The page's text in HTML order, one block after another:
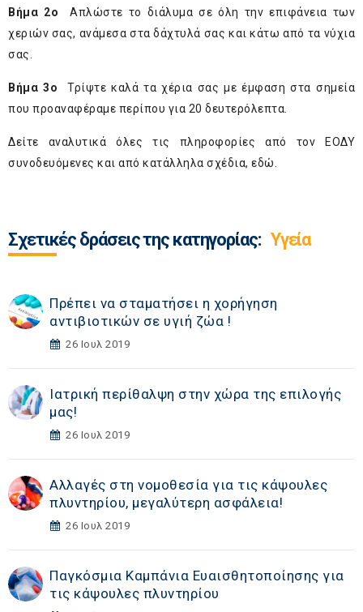
Βήμα 2ο
Απλώστε το διάλυμα σε όλη την επιφάνεια των
χεριών σας, ανάμεσα στα δάχτυλά σας και κάτω από τα νύχια
σας.
Βήμα 3ο
Τρίψτε καλά τα χέρια σας με έμφαση στα σημεία
που προαναφέραμε περίπου για 20 δευτερόλεπτα.
Δείτε αναλυτικά όλες τις πληροφορίες από τον ΕΟΔΥ
συνοδευόμενες και από κατάλληλα σχέδια, εδώ.
Σχετικές δράσεις της κατηγορίας: Υγεία
Πρέπει να σταματήσει η χορήγηση
αντιβιοτικών σε υγιή ζώα !
26 Ιουλ 2019
Ιατρική περίθαλψη στην χώρα της επιλογής
μας!
26 Ιουλ 2019
Αλλαγές στη νομοθεσία για τις κάψουλες
πλυντηρίου, μεγαλύτερη ασφάλεια!
26 Ιουλ 2019
Παγκόσμια Καμπάνια Ευαισθητοποίησης για
τις κάψουλες πλυντηρίου